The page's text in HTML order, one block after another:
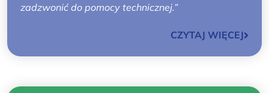
zadzwonić do pomocy technicznej.”
CZYTAJ WIĘCEJ